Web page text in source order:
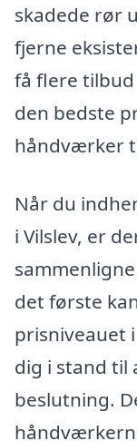
skadede rør
fjerne
få flere
den bedste
håndværker
Når du
i Vilslev, er
det første
prisniveauet
dig i stand
beslutning.